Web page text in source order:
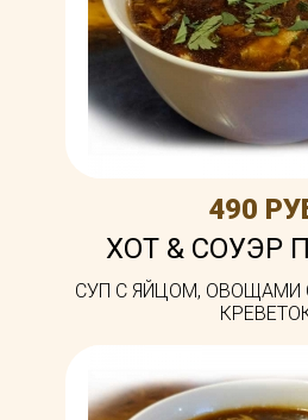
490
ХОТ & СОУЭР
CУП С ЯЙЦОМ, ОВОЩАМИ